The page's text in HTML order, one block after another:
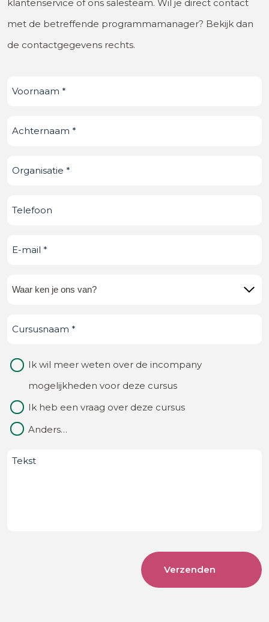
klantenservice of ons salesteam. Wil je direct contact
met de betreffende programmamanager? Bekijk dan
de contactgegevens rechts.
Voornaam (Vereist)
Achternaam (Vereist)
Organisatie(Vereist)
Telefoonnummer
E-
Waar
je
van?
(Vereist)
Cursusnaam (Vereist)
Waarom
contact
Ik wil meer weten over de incompany
mogelijkheden voor deze cursus
Ik heb een vraag over deze cursus
Anders…
Bericht